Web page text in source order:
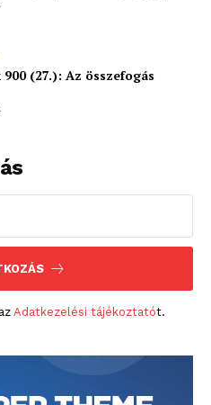
(27.): Az összefogás
Adatkezelési tájékoztatót.